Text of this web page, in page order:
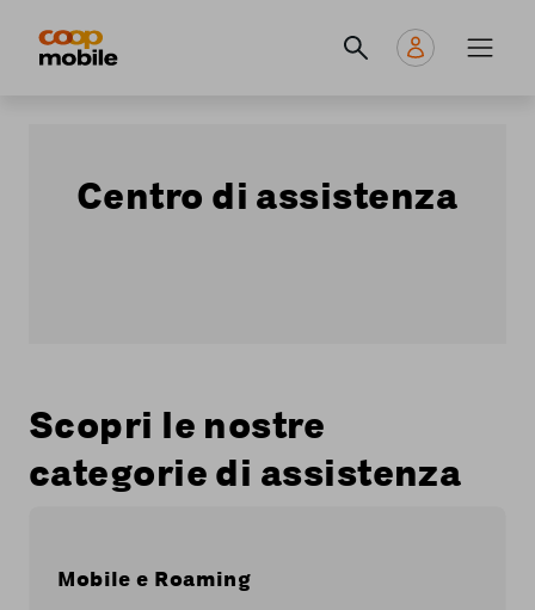
principale
Centro di assistenza
Scopri le nostre
categorie di assistenza
Mobile e Roaming